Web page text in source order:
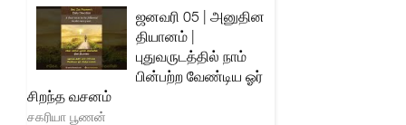
ஜனவரி 05 | அனுதின
தியானம் |
புதுவருடத்தில் நாம்
பின்பற்ற வேண்டிய ஓர்
சிறந்த வசனம்
சகரியா பூணன்